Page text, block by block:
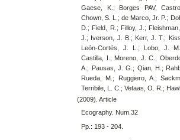
Gaese, K.; Borges PAV,
Chown, S. L.; de Marco, Jr. P.;
D.; Field, R.; Filloy, J.;
J.; Iverson, J. B.; Kerr, J. T.;
León-Cortés, J. L.; Lobo, J.
Castilla, I.; Moreno, J. C.;
A.; Pausas, J. G.; Qian, H.;
Rueda, M.; Ruggiero, A.;
Terribile, L. C.; Vetaas, O. R.;
(2009). Article
Ecography. Num.32
Pp.: 193 - 204.